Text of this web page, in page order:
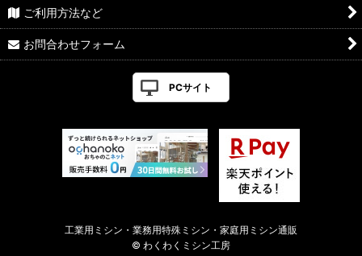
ご利用方法など
お問合わせフォーム
PCサイト
工業用ミシン・業務用特殊ミシン・家庭用ミシン通販
© わくわくミシン工房